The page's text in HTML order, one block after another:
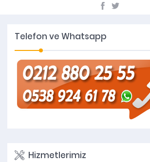
Telefon ve Whatsapp
Hizmetlerimiz